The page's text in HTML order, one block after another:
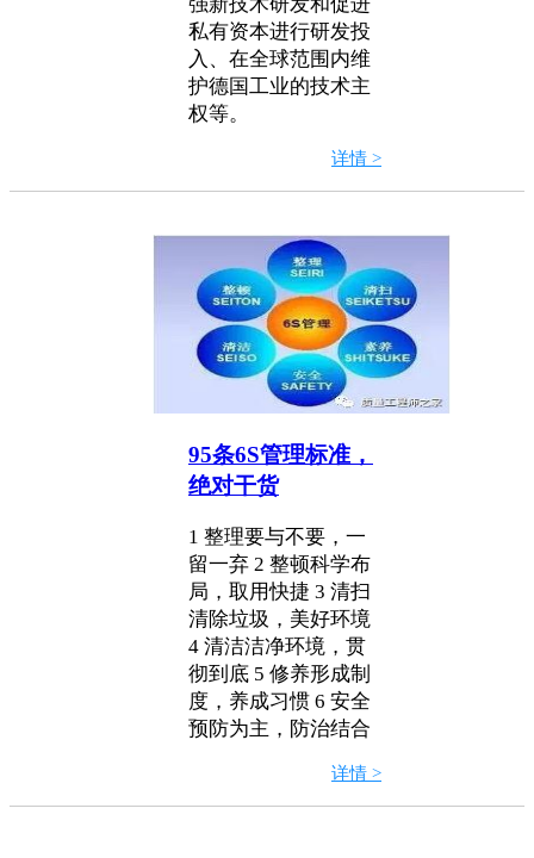
私有资本进行研发投
入、在全球范围内维
护德国工业的技术主
权等。
详情 >
95条6S管理标准，
绝对干货
1 整理要与不要，一
留一弃 2 整顿科学布
局，取用快捷 3 清扫
清除垃圾，美好环境
4 清洁洁净环境，贯
彻到底 5 修养形成制
度，养成习惯 6 安全
预防为主，防治结合
详情 >